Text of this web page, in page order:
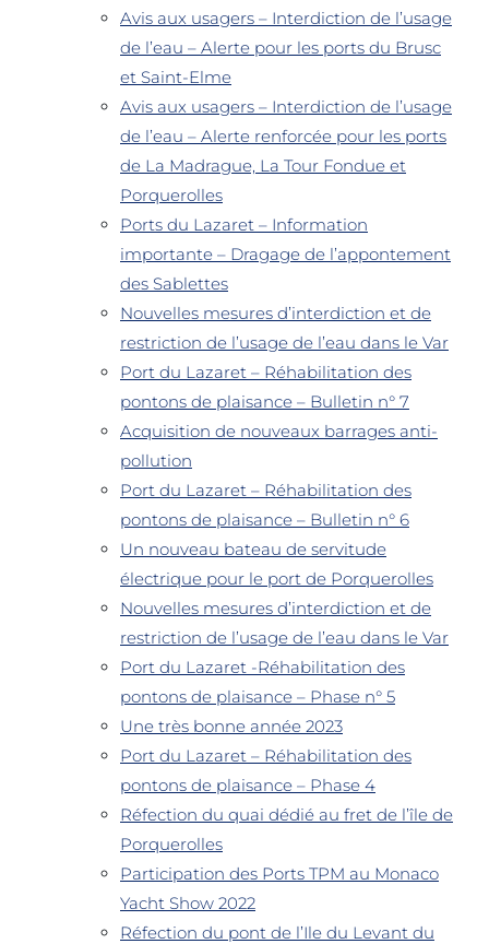
Avis aux usagers – Interdiction de l’usage
de l’eau – Alerte pour les ports du Brusc
et Saint-Elme
Avis aux usagers – Interdiction de l’usage
de l’eau – Alerte renforcée pour les ports
de La Madrague, La Tour Fondue et
Porquerolles
Ports du Lazaret – Information
importante – Dragage de l’appontement
des Sablettes
Nouvelles mesures d’interdiction et de
restriction de l’usage de l’eau dans le Var
Port du Lazaret – Réhabilitation des
pontons de plaisance – Bulletin n° 7
Acquisition de nouveaux barrages anti-
pollution
Port du Lazaret – Réhabilitation des
pontons de plaisance – Bulletin n° 6
Un nouveau bateau de servitude
électrique pour le port de Porquerolles
Nouvelles mesures d’interdiction et de
restriction de l’usage de l’eau dans le Var
Port du Lazaret -Réhabilitation des
pontons de plaisance – Phase n° 5
Une très bonne année 2023
Port du Lazaret – Réhabilitation des
pontons de plaisance – Phase 4
Réfection du quai dédié au fret de l’île de
Porquerolles
Participation des Ports TPM au Monaco
Yacht Show 2022
Réfection du pont de l’Ile du Levant du